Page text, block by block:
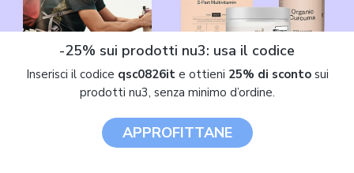
Diffusori di oli essenziali: gli ultimi prodotti recensiti
-25% sui prodotti nu3: usa il codice
Inserisci il codice qsc0826ite ottieni 25% di scontosui
prodotti nu3, senza minimo d’ordine.
APPROFITTANE